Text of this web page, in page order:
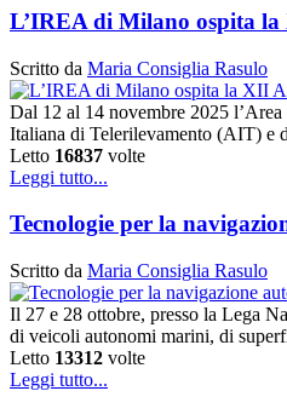
L’IREA di Milano ospita
Scritto da Maria Consiglia Rasulo
Dal 12 al 14 novembre 2025
Italiana di Telerilevamento (AIT) e
Letto 16837 volte
Leggi tutto...
Tecnologie per la
Scritto da Maria Consiglia Rasulo
Il 27 e 28 ottobre, presso la Lega
di veicoli autonomi marini, di
Letto 13312 volte
Leggi tutto...